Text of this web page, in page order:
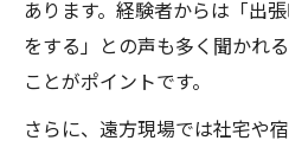
あります。経験者からは「出
をする」との声も多く聞かれ
ことがポイントです。
さらに、遠方現場では社宅や